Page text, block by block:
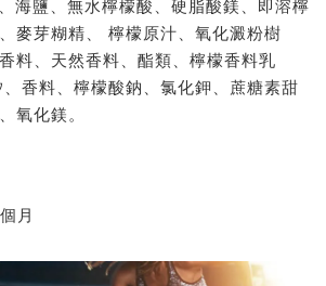
海鹽、無水檸檬酸、硬脂酸鎂、即溶檸
麥芽糊精、 檸檬原汁、氧化澱粉樹
料、天然香料、酯類、檸檬香料乳
香料、檸檬酸鈉、氯化鉀、蔗糖素甜
氧化鎂。
月